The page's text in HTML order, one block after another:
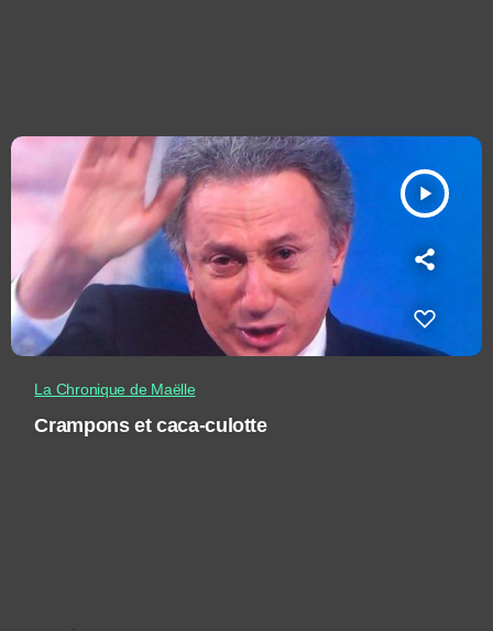
play_arrow
La Chronique de Maëlle
Crampons et caca-culotte